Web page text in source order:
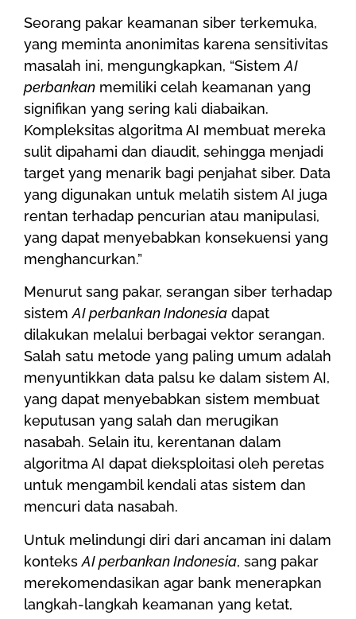
Seorang pakar keamanan siber terkemuka,
yang meminta anonimitas karena sensitivitas
masalah ini, mengungkapkan, “SistemAI
perbankan memiliki celah keamanan yang
signifikan yang sering kali diabaikan.
Kompleksitas algoritma AI membuat mereka
sulit dipahami dan diaudit, sehingga menjadi
target yang menarik bagi penjahat siber. Data
yang digunakan untuk melatih sistem AI juga
rentan terhadap pencurian atau manipulasi,
yang dapat menyebabkan konsekuensi yang
menghancurkan.”
Menurut sang pakar, serangan siber terhadap
sistemAI perbankan Indonesia dapat
dilakukan melalui berbagai vektor serangan.
Salah satu metode yang paling umum adalah
menyuntikkan data palsu ke dalam sistem AI,
yang dapat menyebabkan sistem membuat
keputusan yang salah dan merugikan
nasabah. Selain itu, kerentanan dalam
algoritma AI dapat dieksploitasi oleh peretas
untuk mengambil kendali atas sistem dan
mencuri data nasabah.
Untuk melindungi diri dari ancaman ini dalam
konteksAI perbankan Indonesia, sang pakar
merekomendasikan agar bank menerapkan
langkah-langkah keamanan yang ketat,